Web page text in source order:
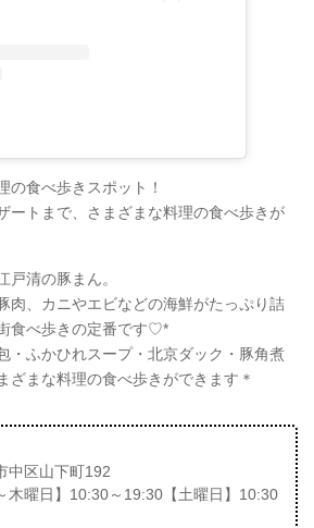
の食べ歩きスポット！
ートまで、さまざまな料理の食べ歩きが
戸清の豚まん。
肉、カニやエビなどの海鮮がたっぷり詰
食べ歩きの定番です♡*
・ふかひれスープ・北京ダック・豚角煮
ざまな料理の食べ歩きができます＊
中区山下町192
木曜日】10:30～19:30【土曜日】10:30